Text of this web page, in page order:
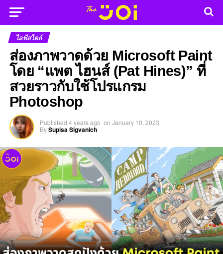
ไลฟ์สไตล์
ส่องภาพวาดด้วย Microsoft Paint
โดย “แพต ไฮนส์ (Pat Hines)” ที่
สวยราวกับใช้โปรแกรม
Photoshop
Published 4 years ago on January 10, 2023
BySupisa Sigvanich